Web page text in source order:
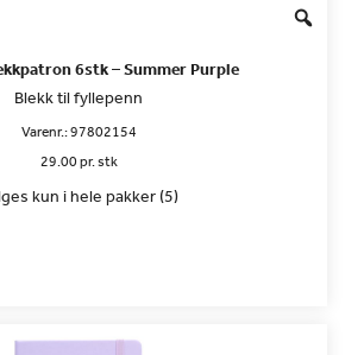
6stk – Summer Purple
Blekk til fyllepenn
Varenr.:97802154
29.00 pr. stk
kun i hele pakker (5)